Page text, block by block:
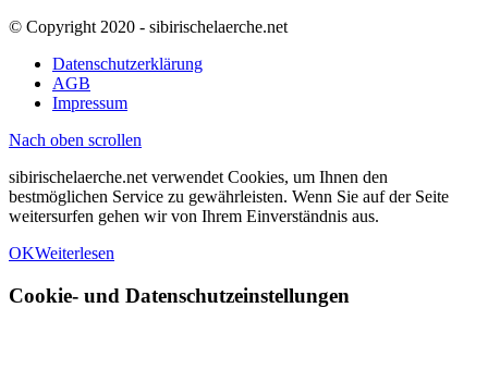
© Copyright 2020 - sibirischelaerche.net
Datenschutzerklärung
AGB
Impressum
Nach oben scrollen
sibirischelaerche.net verwendet Cookies, um Ihnen den
bestmöglichen Service zu gewährleisten. Wenn Sie auf der Seite
weitersurfen gehen wir von Ihrem Einverständnis aus.
OKWeiterlesen
Cookie- und Datenschutzeinstellungen